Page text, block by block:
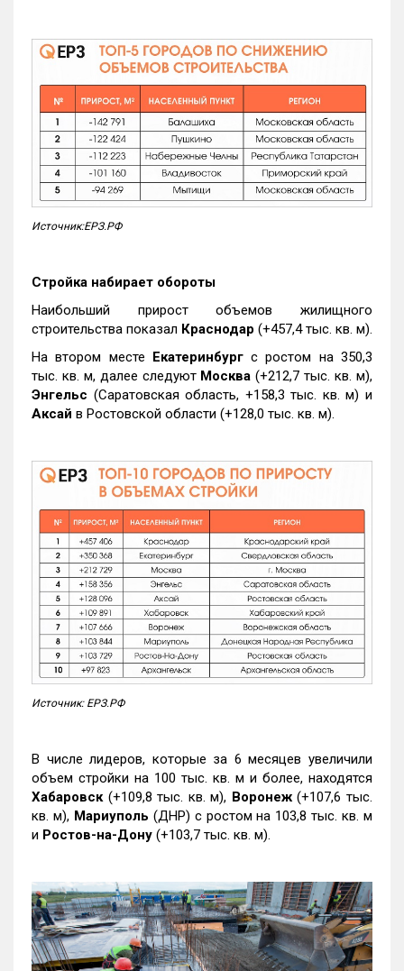
Источник:ЕРЗ.РФ
Стройка набирает обороты
Наибольший прирост объемов жилищного
строительства показал Краснодар (+457,4 тыс. кв. м).
На втором месте Екатеринбургс ростом на 350,3
тыс. кв. м, далее следуют Москва (+212,7 тыс. кв. м),
Энгельс (Саратовская область, +158,3 тыс. кв. м) и
Аксай в Ростовской области (+128,0 тыс. кв. м).
Источник: ЕРЗ.РФ
В числе лидеров, которые за 6 месяцев увеличили
объем стройки на 100 тыс. кв. м и более, находятся
Хабаровск (+109,8 тыс. кв. м), Воронеж(+107,6 тыс.
кв. м), Мариуполь (ДНР) с ростом на 103,8 тыс. кв. м
и Ростов-на-Дону (+103,7 тыс. кв. м).